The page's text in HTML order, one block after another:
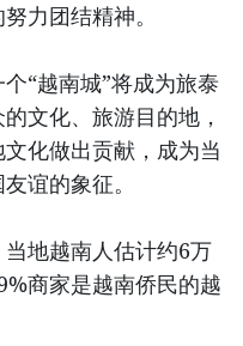
力团结精神。
“越南城”将成为旅泰
文化、旅游目的地，
化做出贡献，成为当
谊的象征。
地越南人估计约6万
商家是越南侨民的越